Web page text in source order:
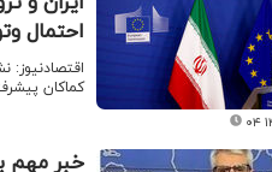
احتمال
کماکان
خبر مهم